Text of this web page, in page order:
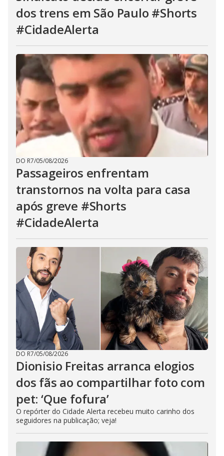
dos trens em São Paulo #Shorts
#CidadeAlerta
DO R7/05/08/2026
Passageiros enfrentam
transtornos na volta para casa
após greve #Shorts
#CidadeAlerta
DO R7/05/08/2026
Dionisio Freitas arranca elogios
dos fãs ao compartilhar foto com
pet: ‘Que fofura’
O repórter do Cidade Alerta recebeu muito carinho dos
seguidores na publicação; veja!